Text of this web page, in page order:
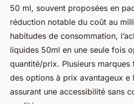
50 ml, souvent proposées en
réduction notable du coût au
habitudes de consommation,
liquides 50ml en une seule fois
quantité/prix. Plusieurs
des options à prix avantageux
assurant une accessibilité sans